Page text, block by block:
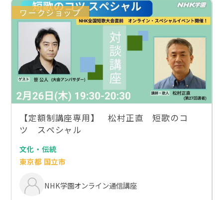
ワークショップ
【定額制講座専用】 松村正直 短歌のコ
ツ スペシャル
文化・伝統
東京都 国立市
NHK学園オンライン通信講座